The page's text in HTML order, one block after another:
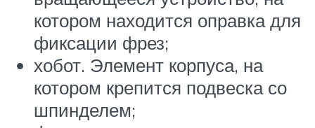
котором находится оправка для
фиксации фрез;
хобот. Элемент корпуса, на
котором крепится подвеска со
шпинделем;